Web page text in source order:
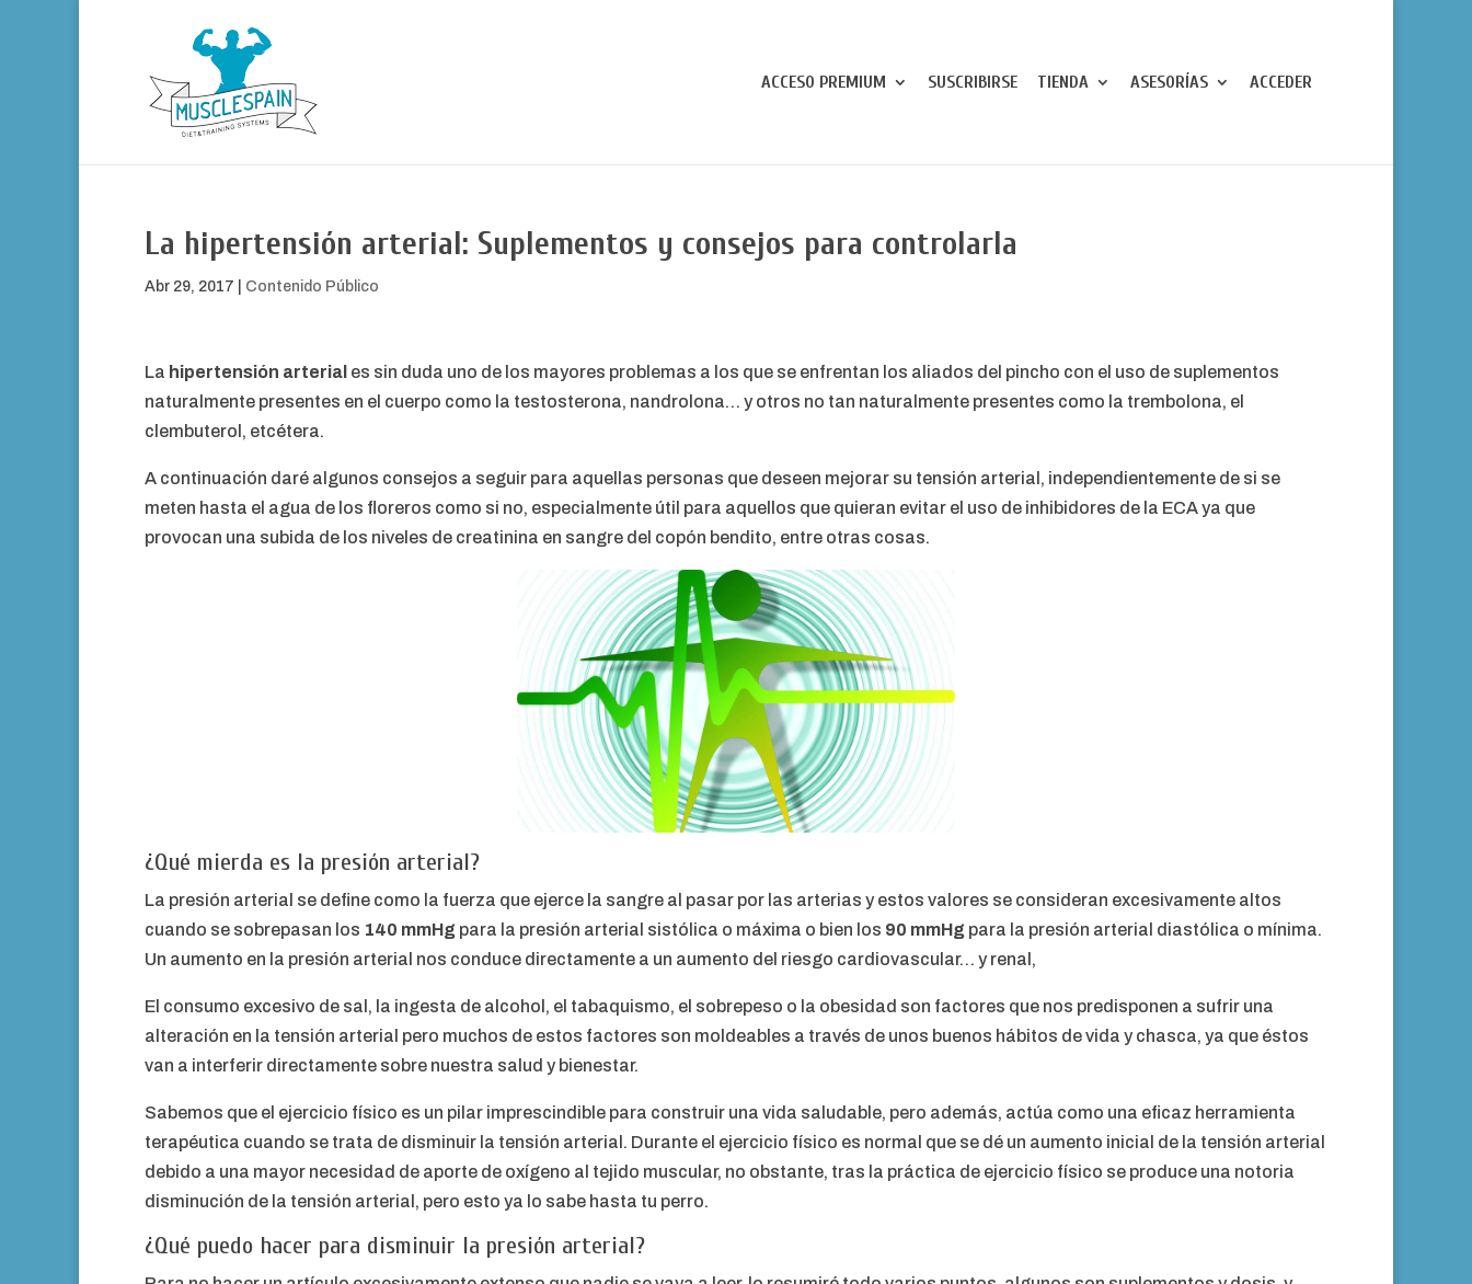
ACCESO PREMIUM SUSCRIBIRSE TIENDA ASESORÍAS ACCEDER
La hipertensión arterial: Suplementos y consejos para controlarla
Abr 29, 2017 Contenido Público
La hipertensión arterial es sin duda uno de los mayores problemas a los que se enfrentan los aliados del pincho con el uso de suplementos
naturalmente presentes en el cuerpo como la testosterona, nandrolona… y otros no tan naturalmente presentes como la trembolona, el
clembuterol, etcétera.
A continuación daré algunos consejos a seguir para aquellas personas que deseen mejorar su tensión arterial, independientemente de si se
meten hasta el agua de los floreros como si no, especialmente útil para aquellos que quieran evitar el uso de inhibidores de la ECA ya que
provocan una subida de los niveles de creatinina en sangre del copón bendito, entre otras cosas.
¿Qué mierda es la presión arterial?
La presión arterial se define como la fuerza que ejerce la sangre al pasar por las arterias y estos valores se consideran excesivamente altos
cuando se sobrepasan los 140 mmHg para la presión arterial sistólica o máxima o bien los 90 mmHg para la presión arterial diastólica o mínima.
Un aumento en la presión arterial nos conduce directamente a un aumento del riesgo cardiovascular… y renal,
El consumo excesivo de sal, la ingesta de alcohol, el tabaquismo, el sobrepeso o la obesidad son factores que nos predisponen a sufrir una
alteración en la tensión arterial pero muchos de estos factores son moldeables a través de unos buenos hábitos de vida y chasca, ya que éstos
van a interferir directamente sobre nuestra salud y bienestar.
Sabemos que el ejercicio físico es un pilar imprescindible para construir una vida saludable, pero además, actúa como una eficaz herramienta
terapéutica cuando se trata de disminuir la tensión arterial. Durante el ejercicio físico es normal que se dé un aumento inicial de la tensión arterial
debido a una mayor necesidad de aporte de oxígeno al tejido muscular, no obstante, tras la práctica de ejercicio físico se produce una notoria
disminución de la tensión arterial, pero esto ya lo sabe hasta tu perro.
¿Qué puedo hacer para disminuir la presión arterial?